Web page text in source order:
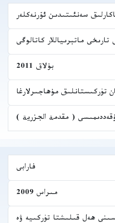
سەنئىتىدىن ئۆرنەكلەر
تارىخى ماتېرىياللار كاتالوگى
بۇلاق 2011
تۈركىستانلىق مۇھاجىرلارغا
( مقدمة الجزرية )
فارابى
مىراس 2009
ھەل قىلىشتا تۈركىيە ۋە